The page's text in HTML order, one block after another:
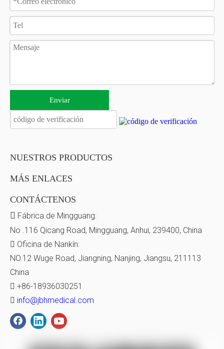
Enviar
NUESTROS PRODUCTOS
MÁS ENLACES
CONTÁCTENOS
 Fábrica de Mingguang:
No .116 Qicang Road, Mingguang, Anhui, 239400, China
 Oficina de Nankín:
NO.12 Wuge Road, Jiangning, Nanjing, Jiangsu, 211113
China
 +86-18936030251
 info@jbhmedical.com